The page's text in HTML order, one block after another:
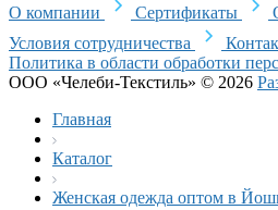
О компании
Сертификаты
Условия сотрудничества
Политика в области обработки
ООО «Челеби-Текстиль» © 2026
Главная
Каталог
Женская одежда оптом в